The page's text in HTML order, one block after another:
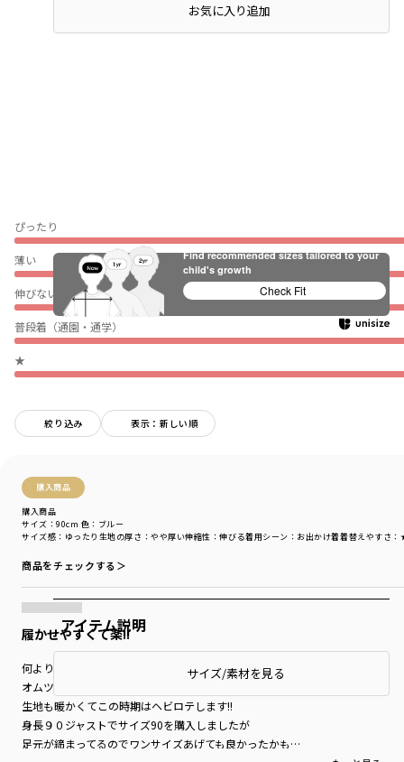
ぴったり
薄い
伸びない
普段着（通園・通学）
★
絞り込み 表示：新しい順
購入商品
購入商品
サイズ感 ：ゆったり 生地の厚さ ：やや厚い伸縮性 ：伸びる着用シーン ：お出かけ着着替えやすさ
サイズ：90cm 色：ブルー
商品をチェックする＞
履かせやすくて楽!!
何よりもお尻周りがゆったりしてるので
オムツしてても履かせやすいです。
生地も暖かくてこの時期はヘビロテします!!
身長９０ジャストでサイズ90を購入しましたが
足元が締まってるのでワンサイズあげても良かったかも…
お気に入り追加
アイテム説明
サイズ/素材を見る
Find recommended sizes tailored to your
child's growth
Check Fit